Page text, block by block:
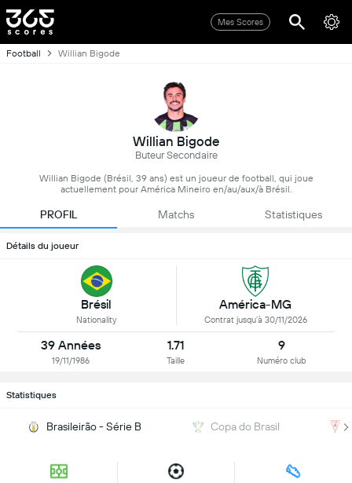
Mes Scores
Football Willian Bigode
Willian Bigode
Buteur Secondaire
Willian Bigode (Brésil, 39 ans) est un joueur de football, qui joue
actuellement pour América Mineiro en/au/aux/à Brésil.
PROFIL Matchs Statistiques
Détails du joueur
Brésil
Nationality
América-MG
Contrat jusqu'à 30/11/2026
39 Années
19/11/1986
1.71
Taille
9
Numéro club
Statistiques
Brasileirão - Série B Copa do Brasil